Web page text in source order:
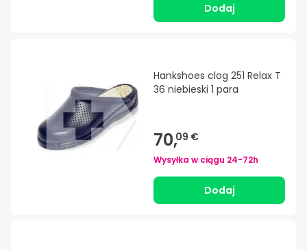
Dodaj
Hankshoes clog 251 Relax T
36 niebieski 1 para
70,09 €
Wysyłka w ciągu 24-72h
Dodaj